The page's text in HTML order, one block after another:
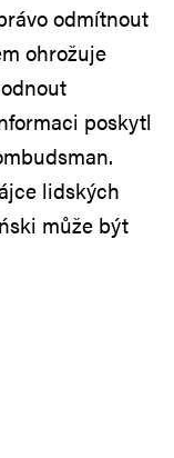
odmítnout
ohrožuje
poskytl
lidských
může být